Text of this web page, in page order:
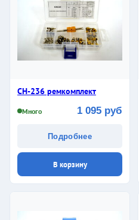
CH-236 ремкомплект
Много 1 095 руб
Подробнее
В корзину